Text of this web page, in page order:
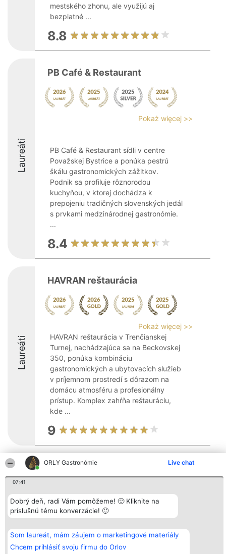
ORLY Gastronómie Live chat
07:41
Dobrý deň, radi Vám pomôžeme! 🙂 Kliknite na
príslušnú tému konverzácie! 🙂
Som laureát, mám záujem o marketingové materiály
Chcem prihlásiť svoju firmu do Orlov
mestského zhonu, ale využijú aj
bezplatné ...
8.8
Laureáti
PB Café & Restaurant
Pokaż więcej >>
PB Café & Restaurant sídli v centre
Považskej Bystrice a ponúka pestrú
škálu gastronomických zážitkov.
Podnik sa profiluje rôznorodou
kuchyňou, v ktorej dochádza k
prepojeniu tradičných slovenských jedál
s prvkami medzinárodnej gastronómie.
...
8.4
Laureáti
HAVRAN reštaurácia
Pokaż więcej >>
HAVRAN reštaurácia v Trenčianskej
Turnej, nachádzajúca sa na Beckovskej
350, ponúka kombináciu
gastronomických a ubytovacích služieb
v príjemnom prostredí s dôrazom na
domácu atmosféru a profesionálny
prístup. Komplex zahŕňa reštauráciu,
kde ...
9
Organizátor hodnotenia
o. sp. k.
Wrocław 50-079
KRS 0000749100 | Regon
381313360 | NIP 8943132676
+48 508 492 400
Hodnotenie
Laureatów
Podmienky
Obchodné
podmienky
ochrany
údajov
Kontakt